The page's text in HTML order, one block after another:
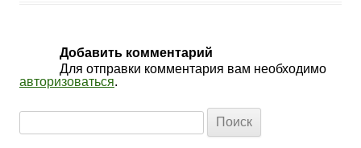
Добавить комментарий
Для отправки комментария вам необходимо
авторизоваться.